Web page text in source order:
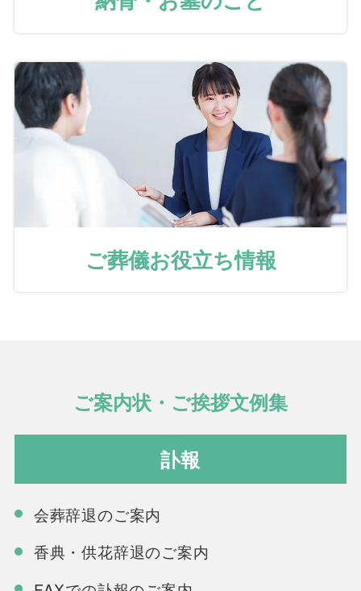
ご葬儀お役立ち情報
ご案内状・ご挨拶文例集
訃報
会葬辞退のご案内
香典・供花辞退のご案内